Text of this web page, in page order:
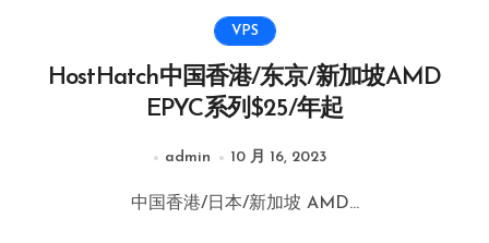
VPS
HostHatch中国香港/东京/新加坡AMD
EPYC系列$25/年起
admin 10 月 16, 2023
中国香港/日本/新加坡 AMD...